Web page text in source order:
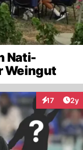
Nati-
Weingut
17 2y